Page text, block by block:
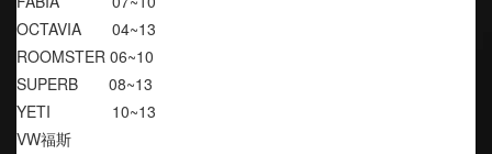
OCTAVIA       04~13
ROOMSTER 06~10
SUPERB       08~13
YETI              10~13
VW福斯